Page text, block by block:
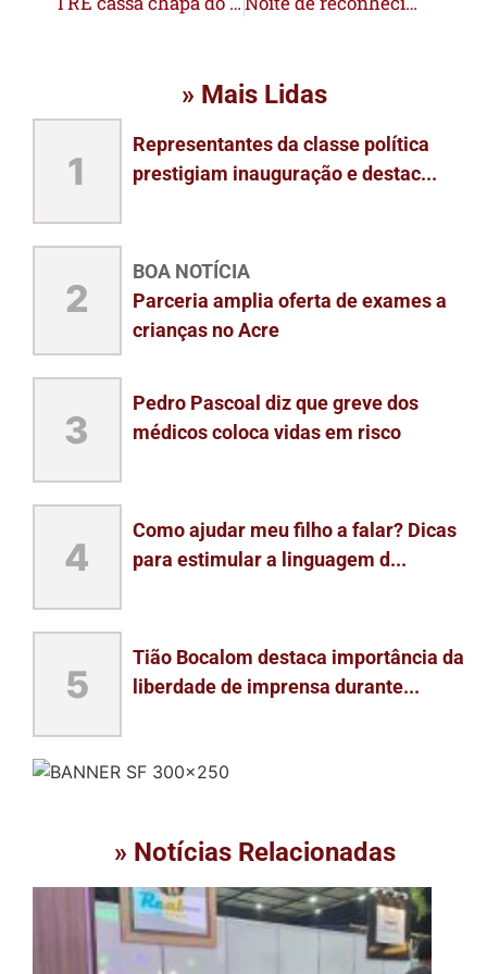
» Mais Lidas
1
Representantes da classe política
prestigiam inauguração e destac...
2
BOA NOTÍCIA
Parceria amplia oferta de exames a
crianças no Acre
3
Pedro Pascoal diz que greve dos
médicos coloca vidas em risco
4
Como ajudar meu filho a falar? Dicas
para estimular a linguagem d...
5
Tião Bocalom destaca importância da
liberdade de imprensa durante...
» Notícias Relacionadas